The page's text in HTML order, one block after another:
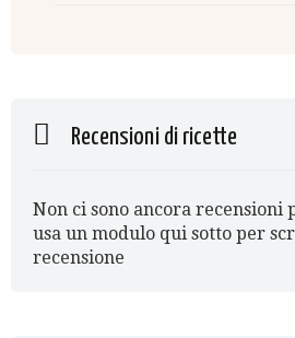
Recensioni di ricette
Non ci sono ancora recensioni
usa un modulo qui sotto per
recensione